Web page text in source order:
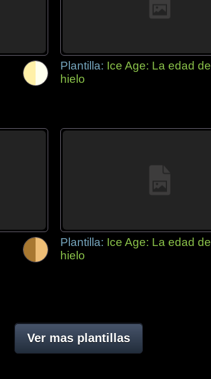
Plantilla: Ice Age: La edad de
hielo
Plantilla: Ice Age: La edad de
hielo
Ver mas plantillas